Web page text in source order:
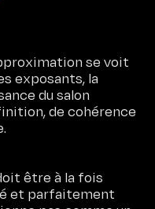
se voit
exposants, la
du salon
de cohérence
être à la fois
et parfaitement